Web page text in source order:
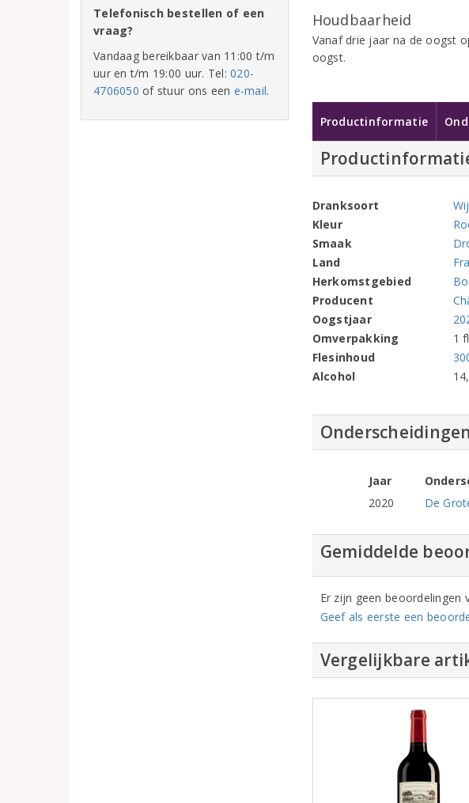
Telefonisch bestellen of een
vraag?
Vandaag bereikbaar van 11:00 t/m
uur en t/m 19:00 uur. Tel:020-
4706050 of stuur ons een e-mail.
Houdbaarheid
Vanaf drie jaar na de oogst
oogst.
Productinformatie
Dranksoort
Kleur
Smaak
Land
Herkomstgebied
Producent
Oogstjaar
Omverpakking
1
Flesinhoud
Alcohol
Jaar
2020
De
Gemiddelde
Er zijn geen beoordelingen
Geef als eerste een
Vergelijkbare